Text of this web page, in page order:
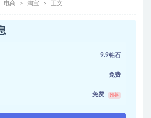
电商 淘宝 正文
9.9钻石
免费
免费 推荐